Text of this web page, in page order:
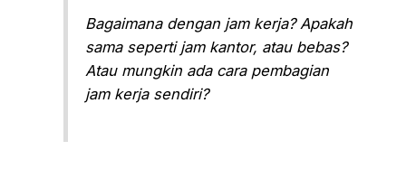
Bagaimana dengan jam kerja? Apakah
sama seperti jam kantor, atau bebas?
Atau mungkin ada cara pembagian
jam kerja sendiri?